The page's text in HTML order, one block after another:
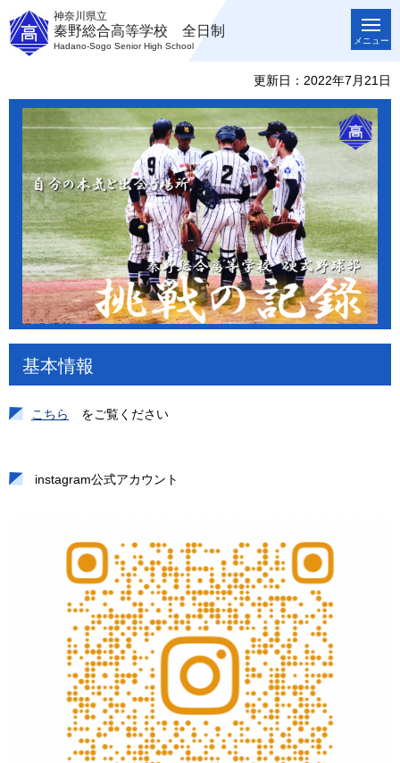
神奈川県立
秦野総合高等学校 全日制
Hadano-Sogo Senior High School
メニュー
更新日：2022年7月21日
基本情報
こちら をご覧ください
instagram公式アカウント